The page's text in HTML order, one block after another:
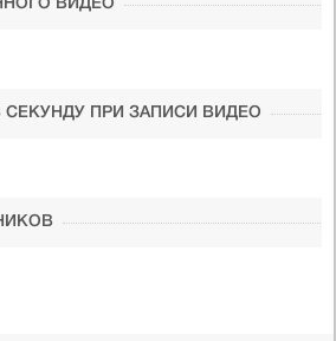
ВИДЕО
СЕКУНДУ ПРИ ЗАПИСИ ВИДЕО